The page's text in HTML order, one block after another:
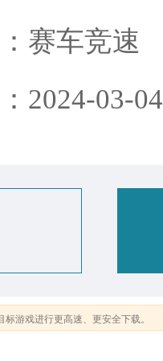
赛车竞速
2024-03-
游戏进行更高速、更安全下载。